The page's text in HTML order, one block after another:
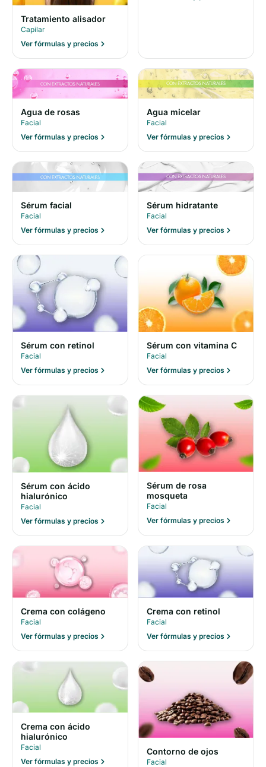
Tratamiento alisador
Capilar
Ver fórmulas y precios
Agua de rosas
Facial
Ver fórmulas y precios
Agua micelar
Facial
Ver fórmulas y precios
Sérum facial
Facial
Ver fórmulas y precios
Sérum hidratante
Facial
Ver fórmulas y precios
Sérum con retinol
Facial
Ver fórmulas y precios
Sérum con vitamina C
Facial
Ver fórmulas y precios
Sérum con ácido
hialurónico
Facial
Ver fórmulas y precios
Sérum de rosa
mosqueta
Facial
Ver fórmulas y precios
Crema con colágeno
Facial
Ver fórmulas y precios
Crema con retinol
Facial
Ver fórmulas y precios
Crema con ácido
hialurónico
Facial
Ver fórmulas y precios
Contorno de ojos
Facial